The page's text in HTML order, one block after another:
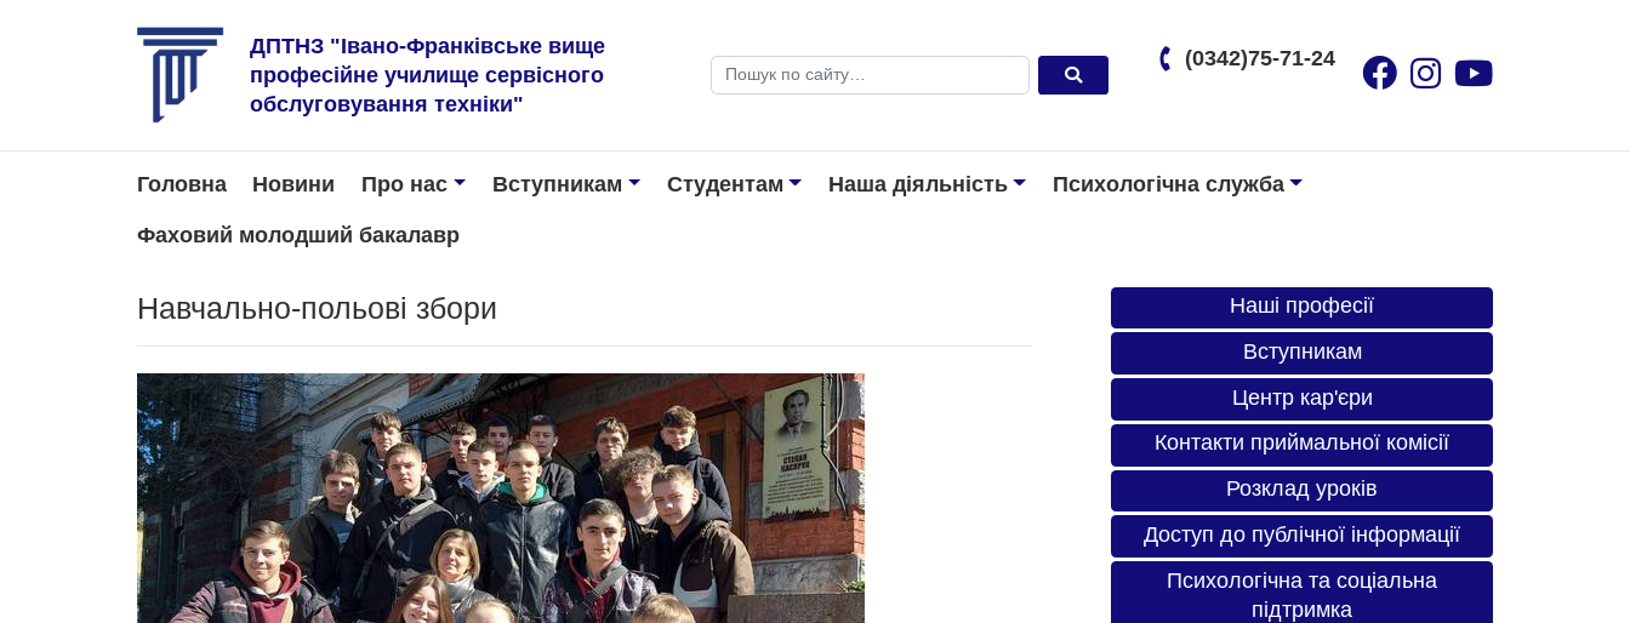
ДПТНЗ "Івано-Франківське вище
професійне училище сервісного
обслуговування техніки"
Пошук (0342)75-71-24
Головна Новини Про нас Вступникам Студентам Наша діяльність Психологічна служба
Фаховий молодший бакалавр
Навчально-польові збори
Наші професії
Вступникам
Центр кар'єри
Контакти приймальної комісії
Розклад уроків
Доступ до публічної інформації
Психологічна та соціальна
підтримка